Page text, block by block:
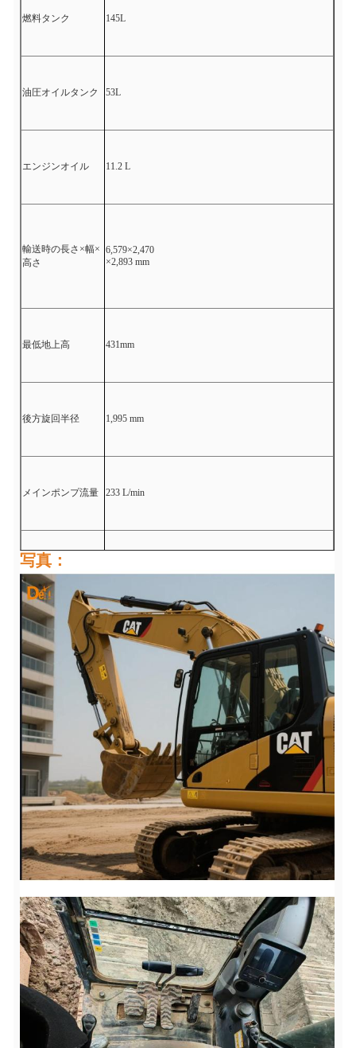
燃料タンク 145L
油圧オイルタンク 53L
エンジンオイル 11.2 L
輸送時の長さ×幅×
高さ
6,579×2,470
×2,893 mm
最低地上高 431mm
後方旋回半径 1,995 mm
メインポンプ流量 233 L/min
作動圧力
写真：